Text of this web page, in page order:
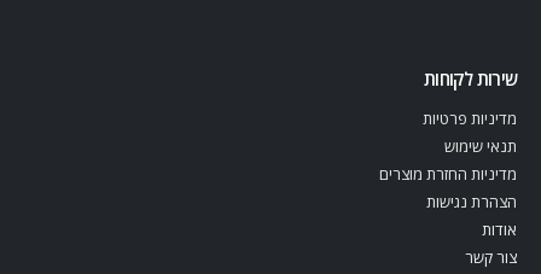
שירות לקוחות
מדיניות פרטיות
תנאי שימוש
מדיניות החזרת מוצרים
הצהרת נגישות
אודות
צור קשר